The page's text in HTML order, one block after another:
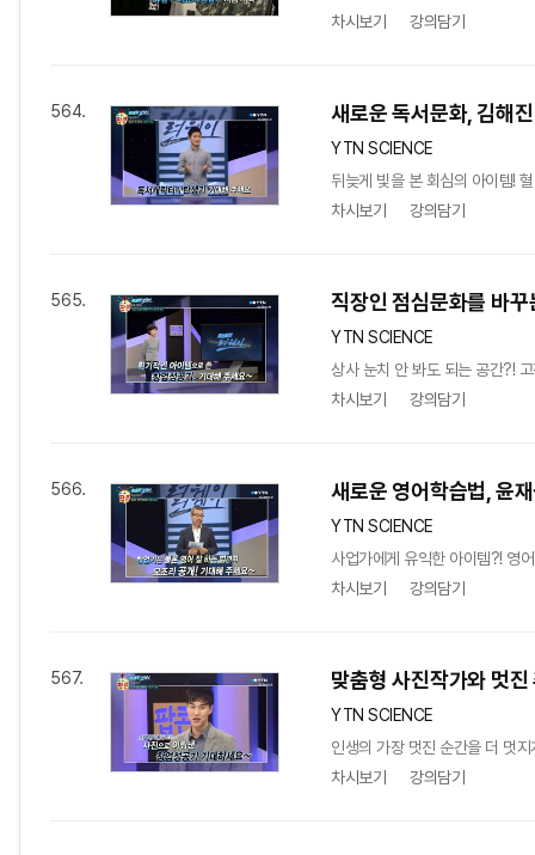
차시보기
강의담기
564. 새로운 독서문화, 김해
YTN SCIENCE
뒤늦게 빛을 본 회심의 아이템!
차시보기
강의담기
565. 직장인 점심문화를 바
YTN SCIENCE
상사 눈치 안 봐도 되는 공간?!
차시보기
강의담기
566. 새로운 영어학습법, 윤
YTN SCIENCE
사업가에게 유익한 아이템?! 영
차시보기
강의담기
567. 맞춤형 사진작가와 멋
YTN SCIENCE
인생의 가장 멋진 순간을 더 멋
차시보기
강의담기